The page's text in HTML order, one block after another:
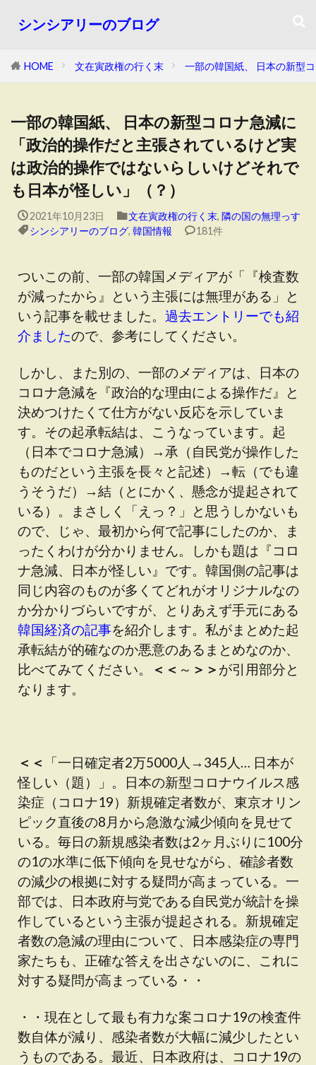
シンシアリーのブログ
HOME 文在寅政権の行く末 一部の韓国紙、 日本の新型
一部の韓国紙、 日本の新型コロナ急減に
「政治的操作だと主張されているけど実
は政治的操作ではないらしいけどそれで
も日本が怪しい」（？）
2021年10月23日 文在寅政権の行く末, 隣の国の無理っす
シンシアリーのブログ, 韓国情報 181件
ついこの前、一部の韓国メディアが「『検査数
が減ったから』という主張には無理がある」と
いう記事を載せました。 過去エントリーでも紹
介ましたので、参考にしてください。
しかし、また別の、一部のメディアは、日本の
コロナ急減を『政治的な理由による操作だ』と
決めつけたくて仕方がない反応を示していま
す。その起承転結は、こうなっています。 起
（日本でコロナ急減）→承（自民党が操作した
ものだという主張を長々と記述）→転（でも違
うそうだ）→結（とにかく、懸念が提起されて
いる） 。まさしく「えっ？」と思うしかないも
ので、じゃ、最初から何で記事にしたのか、ま
ったくわけが分かりません。しかも題は『コロ
ナ急減、日本が怪しい』です。韓国側の記事は
同じ内容のものが多くてどれがオリジナルなの
か分かりづらいですが、とりあえず手元にある
韓国経済の記事を紹介します。私がまとめた起
承転結が的確なのか悪意のあるまとめなのか、
比べてみてください。
＜＜ ～ ＞＞ が引用部分と
なります。
＜＜
「一日確定者2万5000人→345人… 日本が
怪しい（題）」。日本の新型コロナウイルス感
染症（コロナ19）新規確定者数が、東京オリン
ピック直後の8月から急激な減少傾向を見せて
いる。毎日の新規感染者数は2ヶ月ぶりに100分
の1の水準に低下傾向を見せながら、確診者数
の減少の根拠に対する疑問が高まっている。一
部では、日本政府与党である自民党が統計を操
作しているという主張が提起される。新規確定
者数の急減の理由について、日本感染症の専門
家たちも、正確な答えを出さないのに、これに
対する疑問が高まっている・・
・・現在として最も有力な案コロナ19の検査件
数自体が減り、感染者数が大幅に減少したとい
うものである。最近、日本政府は、コロナ19の